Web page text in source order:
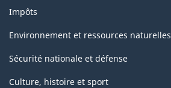
Impôts
Environnement et ressources naturelles
Sécurité nationale et défense
Culture, histoire et sport